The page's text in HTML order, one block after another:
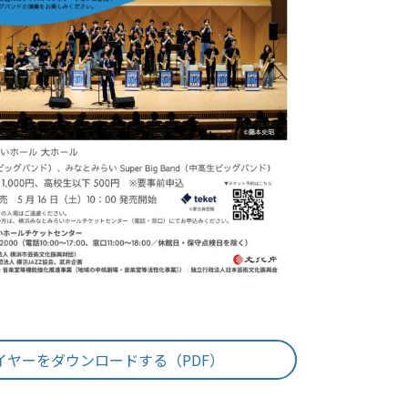
ーをダウンロードする（PDF）